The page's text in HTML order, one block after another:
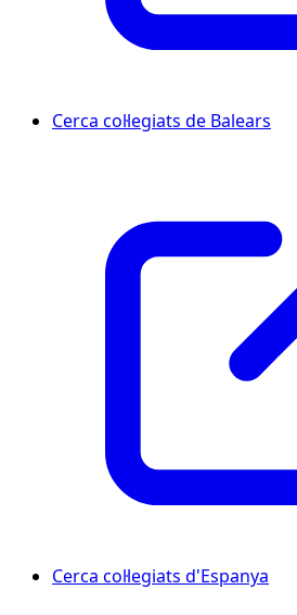
Cerca col·legiats de Balears
Cerca col·legiats d'Espanya